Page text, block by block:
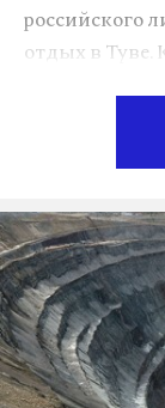
российского
отдых в Туве.
каскаде
охотой,
порогам,
совершал
горам», –